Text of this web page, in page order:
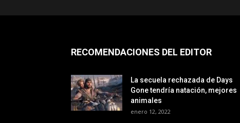
RECOMENDACIONES DEL EDITOR
La secuela rechazada de Days
Gone tendría natación, mejores
animales
enero 12, 2022